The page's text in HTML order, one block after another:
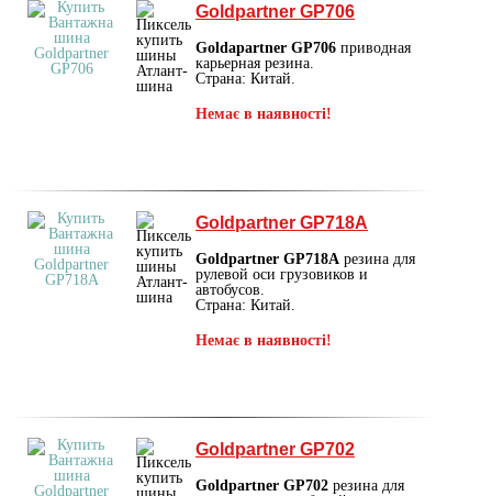
Goldpartner GP706
Goldapartner GP706 приводная
карьерная резина.
Страна: Китай.
Немає в наявності!
Goldpartner GP718A
Goldpartner GP718A резина для
рулевой оси грузовиков и
автобусов.
Страна: Китай.
Немає в наявності!
Goldpartner GP702
Goldpartner GP702 резина для